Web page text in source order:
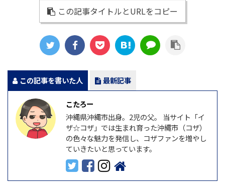
この記事タイトルとURLをコピー
この記事を書いた人 最新記事
こたろー
沖縄県沖縄市出身。2児の父。 当サイト「イ
ザ☆コザ」では生まれ育った沖縄市（コザ）
の色々な魅力を発信し、コザファンを増やし
ていきたいと思っています。